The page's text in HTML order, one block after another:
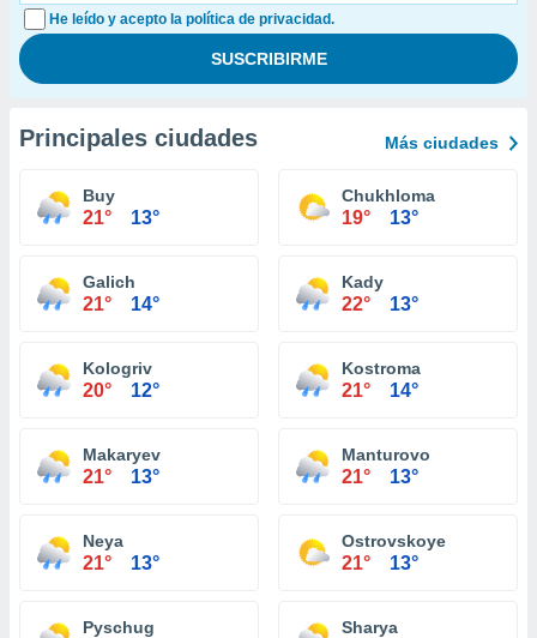
He leído y acepto la política de privacidad.
Principales ciudades Más ciudades
Buy
21° 13°
Chukhloma
19° 13°
Galich
21° 14°
Kady
22° 13°
Kologriv
20° 12°
Kostroma
21° 14°
Makaryev
21° 13°
Manturovo
21° 13°
Neya
21° 13°
Ostrovskoye
21° 13°
Pyschug Sharya